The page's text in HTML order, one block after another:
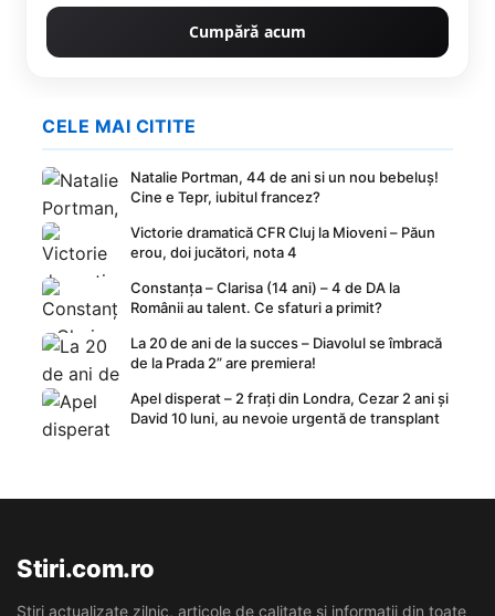
Cumpără acum
CELE MAI CITITE
Natalie Portman, 44 de ani si un nou bebeluș!
Cine e Tepr, iubitul francez?
Victorie dramatică CFR Cluj la Mioveni – Păun
erou, doi jucători, nota 4
Constanța – Clarisa (14 ani) – 4 de DA la
Românii au talent. Ce sfaturi a primit?
La 20 de ani de la succes – Diavolul se îmbracă
de la Prada 2” are premiera!
Apel disperat – 2 frați din Londra, Cezar 2 ani și
David 10 luni, au nevoie urgentă de transplant
Stiri.com.ro
Stiri actualizate zilnic, articole de calitate si informatii din toate